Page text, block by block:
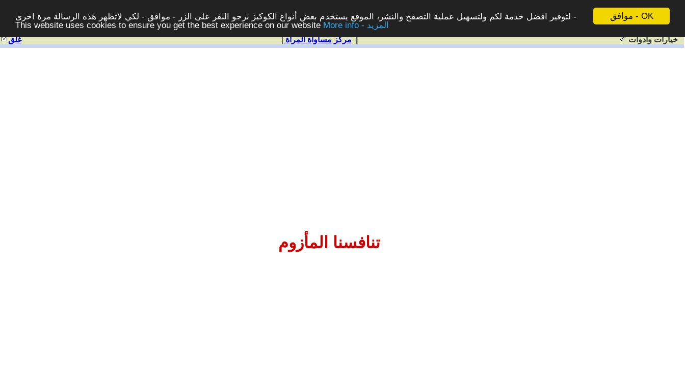
موافق - OK
لتوفير افضل خدمة لكم ولتسهيل عملية التصفح والنشر، الموقع يستخدم بعض أنواع الكوكيز نرجو النقر على الزر - موافق - لكي لاتظهر هذه الرسالة مرة اخرى -
This website uses cookies to ensure you get the best experience on our website
More info - المزيد
غلق | مركز مساواة المرأة| خيارات وادوات
تنافسنا المأزوم